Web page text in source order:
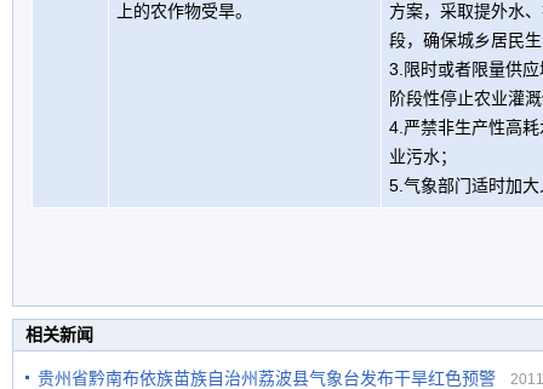
上的农作物受旱。
方案，采取提外水
段，确保城乡居民
3.限时或者限量供
阶段性停止农业灌
4.严禁非生产性高
业污水；
5.气象部门适时加
相关新闻
贵州省黔南布依族苗族自治州荔波县气象台发布干旱红色预警